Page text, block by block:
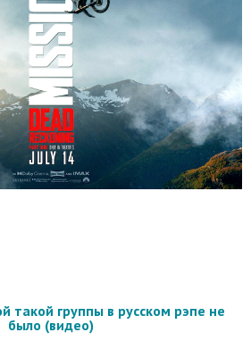
такой группы в русском рэпе не
было (видео)